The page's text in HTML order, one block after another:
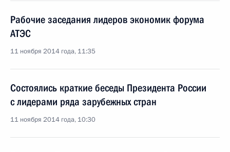
Рабочие заседания лидеров экономик форума
АТЭС
11 ноября 2014 года, 11:35
Состоялись краткие беседы Президента России
с лидерами ряда зарубежных стран
11 ноября 2014 года, 10:30